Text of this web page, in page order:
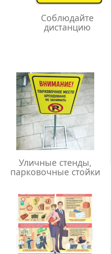
Соблюдайте
дистанцию
Уличные стенды,
парковочные стойки